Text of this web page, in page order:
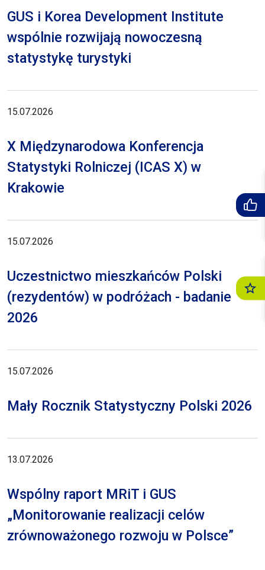
GUS i Korea Development Institute
wspólnie rozwijają nowoczesną
statystykę turystyki
15.07.2026
X Międzynarodowa Konferencja
Statystyki Rolniczej (ICAS X) w
Krakowie
15.07.2026
Uczestnictwo mieszkańców Polski
(rezydentów) w podróżach - badanie
2026
15.07.2026
Mały Rocznik Statystyczny Polski 2026
13.07.2026
Wspólny raport MRiT i GUS
„Monitorowanie realizacji celów
zrównoważonego rozwoju w Polsce”